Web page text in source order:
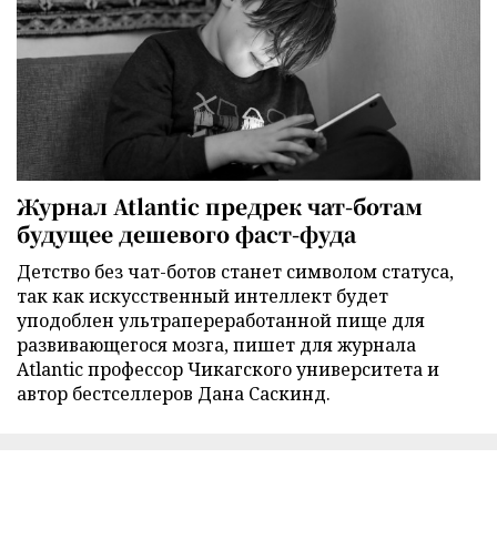
Журнал Atlantic предрек чат-ботам
будущее дешевого фаст-фуда
Детство без чат-ботов станет символом статуса,
так как искусственный интеллект будет
уподоблен ультрапереработанной пище для
развивающегося мозга, пишет для журнала
Atlantic профессор Чикагского университета и
автор бестселлеров Дана Саскинд.